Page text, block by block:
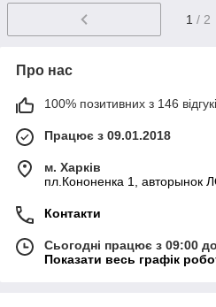
1 / 2
Про нас
100% позитивних з 146
Працює з 09.01.2018
м. Харків
пл.Кононенка 1, авторынок
Контакти
Сьогодні працює з 09:00
Показати весь графік